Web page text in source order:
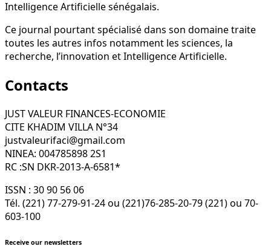
Intelligence Artificielle sénégalais.
Ce journal pourtant spécialisé dans son domaine traite
toutes les autres infos notamment les sciences, la
recherche, l’innovation et Intelligence Artificielle.
Contacts
JUST VALEUR FINANCES-ECONOMIE
CITE KHADIM VILLA N°34
justvaleurifaci@gmail.com
NINEA: 004785898 2S1
RC :SN DKR-2013-A-6581*
ISSN : 30 90 56 06
Tél. (221) 77-279-91-24 ou (221)76-285-20-79 (221) ou 70-
603-100
Receive our newsletters